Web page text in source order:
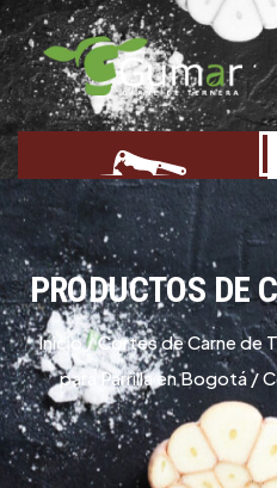
PRODUCTOS DE
Inicio/Cortes de Carne de
para Parrilla en Bogotá/